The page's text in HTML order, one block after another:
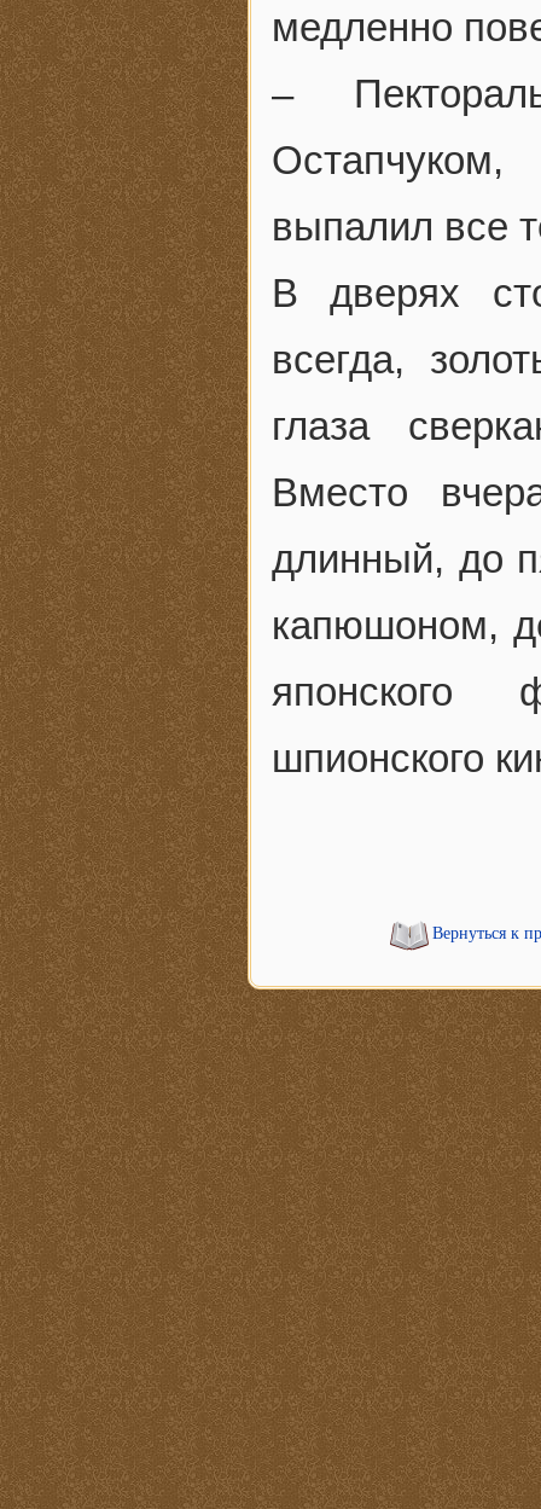
медленно
–
выпалил все
В дверях
всегда,
глаза
Вместо
длинный, до
капюшоном,
японского
шпионского
Вернуться к